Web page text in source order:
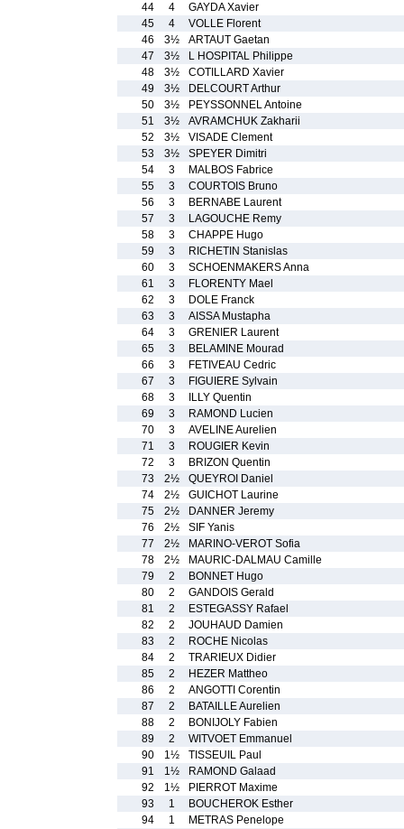
44
4
GAYDA Xavier
45
4
VOLLE Florent
46
3½
ARTAUT Gaetan
47
3½
L HOSPITAL Philippe
48
3½
COTILLARD Xavier
49
3½
DELCOURT Arthur
50
3½
PEYSSONNEL Antoine
51
3½
AVRAMCHUK Zakharii
52
3½
VISADE Clement
53
3½
SPEYER Dimitri
54
3
MALBOS Fabrice
55
3
COURTOIS Bruno
56
3
BERNABE Laurent
57
3
LAGOUCHE Remy
58
3
CHAPPE Hugo
59
3
RICHETIN Stanislas
60
3
SCHOENMAKERS Anna
61
3
FLORENTY Mael
62
3
DOLE Franck
63
3
AISSA Mustapha
64
3
GRENIER Laurent
65
3
BELAMINE Mourad
66
3
FETIVEAU Cedric
67
3
FIGUIERE Sylvain
68
3
ILLY Quentin
69
3
RAMOND Lucien
70
3
AVELINE Aurelien
71
3
ROUGIER Kevin
72
3
BRIZON Quentin
73
2½
QUEYROI Daniel
74
2½
GUICHOT Laurine
75
2½
DANNER Jeremy
76
2½
SIF Yanis
77
2½
MARINO-VEROT Sofia
78
2½
MAURIC-DALMAU Camille
79
2
BONNET Hugo
80
2
GANDOIS Gerald
81
2
ESTEGASSY Rafael
82
2
JOUHAUD Damien
83
2
ROCHE Nicolas
84
2
TRARIEUX Didier
85
2
HEZER Mattheo
86
2
ANGOTTI Corentin
87
2
BATAILLE Aurelien
88
2
BONIJOLY Fabien
89
2
WITVOET Emmanuel
90
1½
TISSEUIL Paul
91
1½
RAMOND Galaad
92
1½
PIERROT Maxime
93
1
BOUCHEROK Esther
94
1
METRAS Penelope